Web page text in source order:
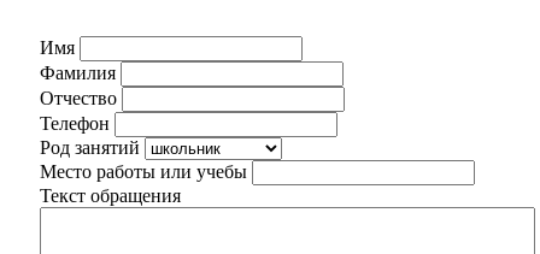
Имя
Фамилия
Отчество
Телефон
Род занятий
Место работы или учебы
Текст обращения